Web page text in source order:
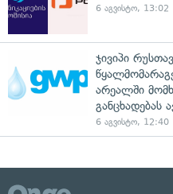
6 აგვისტო, 13:02
ჯივიპი
არეალში
განცხადებას
6 აგვისტო, 12:40